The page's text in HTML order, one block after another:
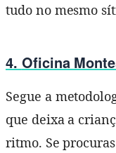
tudo no mesmo
4. Oficina
Segue a
que deixa a
ritmo. Se